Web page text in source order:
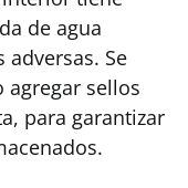
de agua
Se
sellos
para garantizar